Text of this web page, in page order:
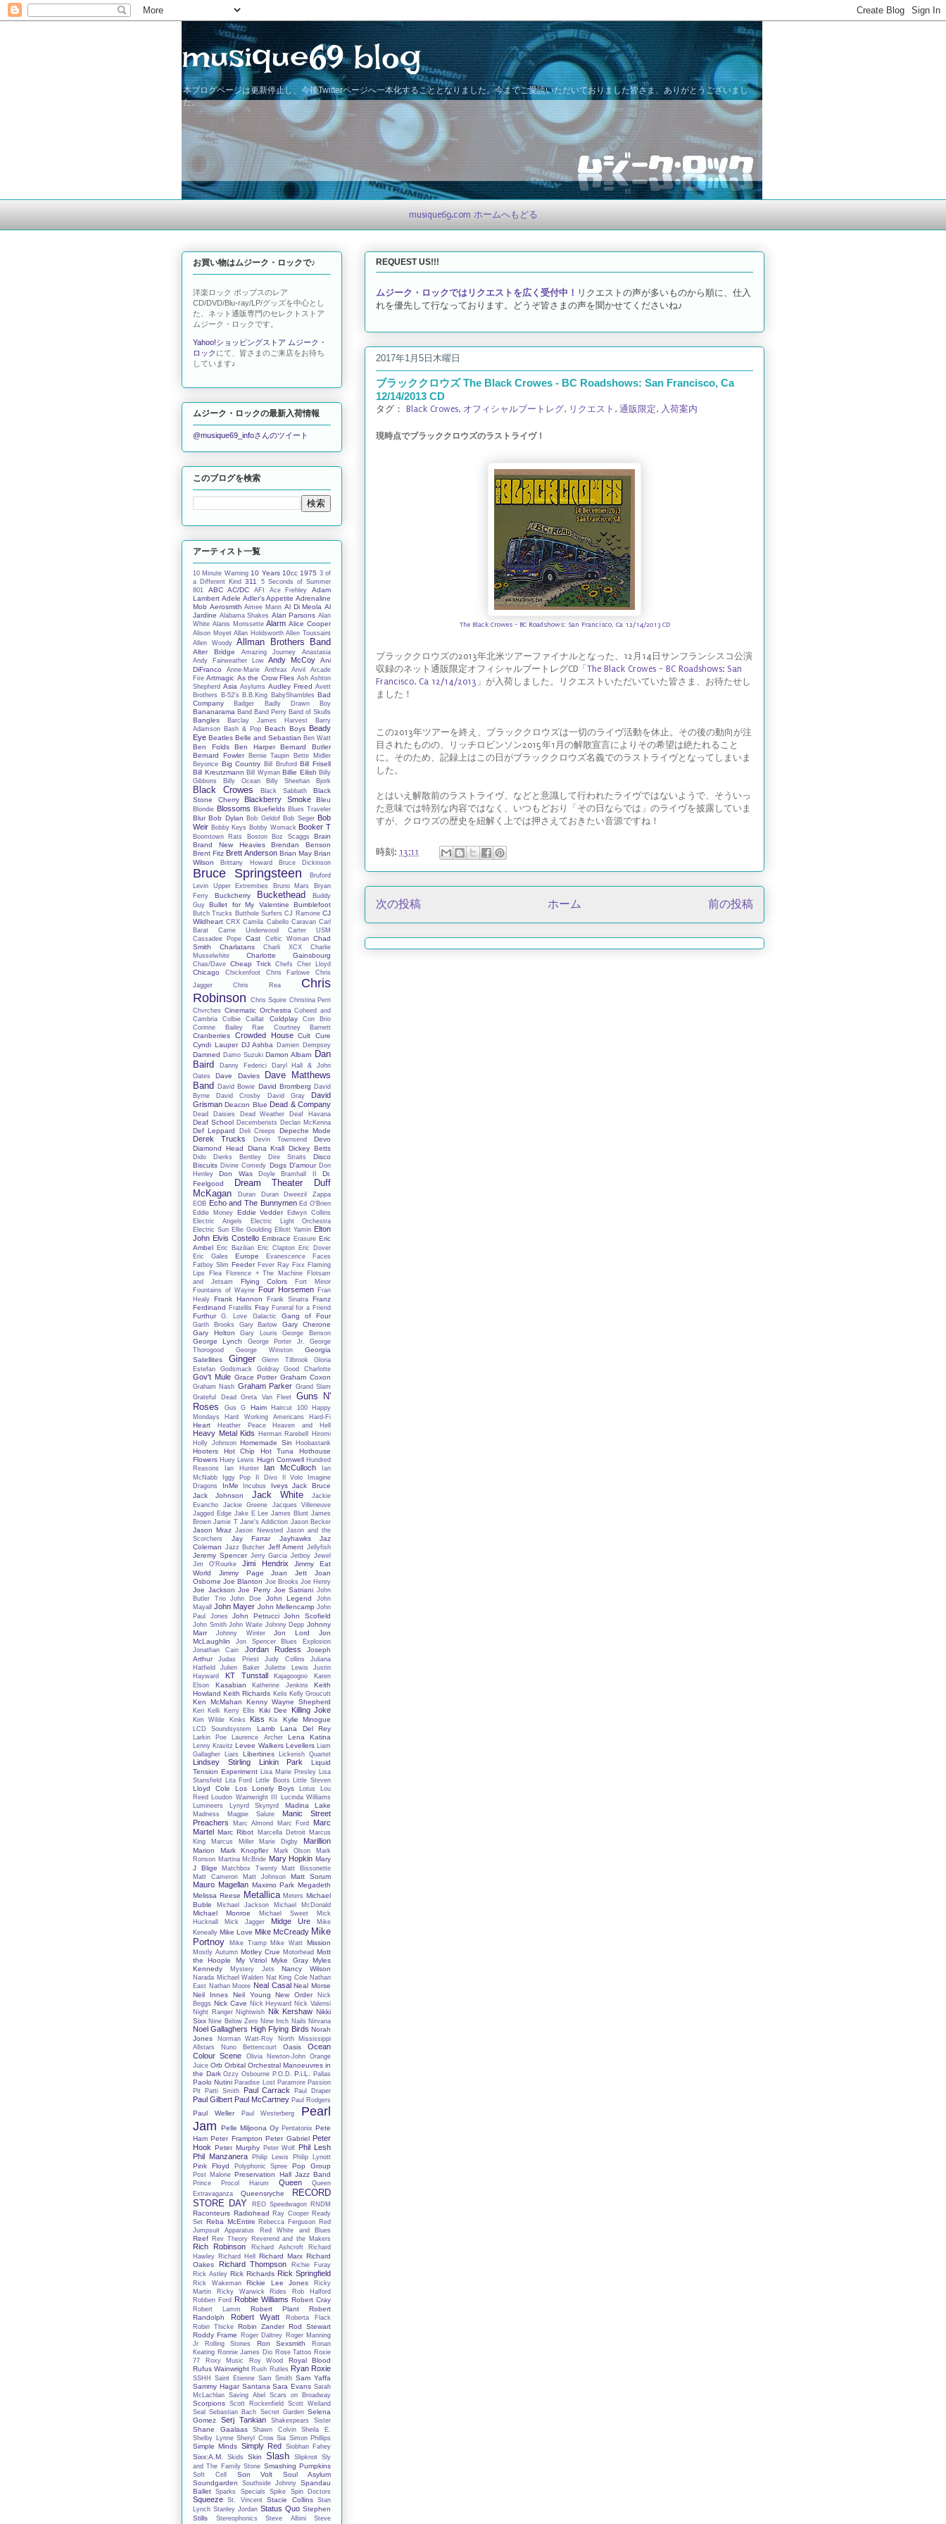
musique69 blog
本ブログページは更新停止し、今後Twitterページへ一本化することとなりました。今までご愛読いただいておりました皆さま、ありがとうございまし
た。
musique69.com ホームへもどる
REQUEST US!!!
ムジーク・ロックではリクエストを広く受付中！ リクエストの声が多いものから順に、仕入
れを優先して行なっております。どうぞ皆さまの声を聞かせてくださいね♪
2017年1月5日木曜日
ブラッククロウズ The Black Crowes - BC Roadshows: San Francisco, Ca
12/14/2013 CD
タグ： Black Crowes, オフィシャルブートレグ, リクエスト , 通販限定, 入荷案内
現時点でブラッククロウズのラストライヴ！
The Black Crowes - BC Roadshows: San Francisco, Ca 12/14/2013 CD
ブラッククロウズの2013年北米ツアーファイナルとなった、12月14日サンフランシスコ公演
収録のネット通販限定オフィシャルブートレグCD「 The Black Crowes - BC Roadshows: San
Francisco, Ca 12/14/2013 」が入荷しました。リクエストいただいていた皆さま、お待たせし
ました！
この2013年ツアーを終え、ブラッククロウズは一切のライヴ活動を休止。その後の動向が注
目されたものの、リッチロビンソン2015年1月の解散宣言によりその希望は絶たれること
に。そのため、記録上はこの日がブラッククロウズ名義でのラストライヴとなってしまいま
した。
とはいえ解散前のラストライヴ、などと意識して行われたライヴではないようで、そういっ
た意味では特別な内容ではなく、いつもどおり「その日ならでは」のライヴを披露していま
すが、クロウズの歴史を紐解く上では押さえておきたい音源ですね！
時刻: 13:11
次の投稿 前の投稿
ホーム
お買い物はムジーク・ロックで♪
洋楽ロック ポップスのレア
CD/DVD/Blu-ray/LP/グッズを中心とし
た、ネット通販専門のセレクトストア
ムジーク・ロックです。
Yahoo!ショッピングストア ムジーク・
ロック にて、皆さまのご来店をお待ち
しています♪
ムジーク・ロックの最新入荷情報
@musique69_infoさんのツイート
このブログを検索
アーティスト一覧
10 Minute Warning 10 Years 10cc 1975 3 of
a Different Kind
311
5 Seconds of Summer
801
ABC AC/DC AFI Ace Frehley
Adam
Lambert Adele Adler's Appetite Adrenaline
Mob Aerosmith Aimee Mann Al Di Meola Al
Jardine Alabama Shakes Alan Parsons Alan
White Alanis Morissette Alarm Alice Cooper
Alison Moyet Allan Holdsworth Allen Toussaint
Allen Woody
Allman Brothers Band
Alter Bridge Amazing Journey
Anastasia
Andy Fairweather Low
Andy McCoy
Ani
DiFranco
Anne-Marie Anthrax Anvil
Arcade
Fire Artmagic As the Crow Flies Ash Ashton
Shepherd Asia Asylums Audley Freed Avett
Brothers
B-52's B.B.King BabyShambles Bad
Company
Badger Badly Drawn Boy
Bananarama Band Band Perry Band of Skulls
Bangles Barclay James Harvest
Barry
Adamson Bash & Pop Beach Boys Beady
Eye Beatles Belle and Sebastian Ben Watt
Ben Folds Ben Harper
Bernard Butler
Bernard Fowler
Bernie Taupin
Bette Midler
Beyonce Big Country Bill Bruford Bill Frisell
Bill Kreutzmann Bill Wyman Billie Eilish Billy
Gibbons
Billy Ocean Billy Sheehan Bjork
Black Crowes Black Sabbath
Black
Stone Cherry
Blackberry Smoke Bleu
Blondie Blossoms Bluefields Blues Traveler
Blur Bob Dylan Bob Geldof Bob Seger Bob
Weir Bobby Keys Bobby Womack Booker T
Boomtown Rats Boston Boz Scaggs
Brain
Brand New Heavies
Brendan Benson
Brent Fitz Brett Anderson Brian May Brian
Wilson
Brittany Howard Bruce Dickinson
Bruce Springsteen
Bruford
Levin Upper Extremities
Bruno Mars
Bryan
Ferry
Buckcherry Buckethead
Buddy
Guy
Bullet for My Valentine Bumblefoot
Butch Trucks Butthole Surfers CJ Ramone CJ
Wildheart CRX Camila Cabello Caravan Carl
Barat
Carrie Underwood
Carter USM
Cassadee Pope
Cast Celtic Woman
Chad
Smith
Charlatans Charli XCX
Charlie
Musselwhite
Charlotte Gainsbourg
Chas/Dave Cheap Trick Chefs Cher Lloyd
Chicago Chickenfoot Chris Farlowe
Chris
Jagger
Chris Rea
Chris
Robinson
Chris Squire Christina Perri
Chvrches Cinematic Orchestra Coheed and
Cambria
Colbie Caillat Coldplay
Con Brio
Corinne Bailey Rae
Courtney Barnett
Cranberries Crowded House Cult
Cure
Cyndi Lauper DJ Ashba Damien Dempsey
Damned Damo Suzuki Damon Albarn
Dan
Baird
Danny Federici
Daryl Hall & John
Oates
Dave Davies
Dave Matthews
Band
David Bowie David Bromberg David
Byrne
David Crosby David Gray
David
Grisman Deacon Blue Dead & Company
Dead Daisies Dead Weather Deaf Havana
Deaf School Decemberists Declan McKenna
Def Leppard Deli Creeps Depeche Mode
Derek Trucks Devin Townsend
Devo
Diamond Head
Diana Krall Dickey Betts
Dido Dierks Bentley Dire Straits
Disco
Biscuits Divine Comedy Dogs D'amour Don
Henley
Don Was Doyle Bramhall II
Dr.
Feelgood
Dream Theater
Duff
McKagan
Duran Duran
Dweezil Zappa
EOB Echo and The Bunnymen Ed O'Brien
Eddie Money
Eddie Vedder
Edwyn Collins
Electric Angels
Electric Light Orchestra
Electric Sun Ellie Goulding Elliott Yamin Elton
John Elvis Costello Embrace Erasure Eric
Ambel Eric Bazilian Eric Clapton Eric Dover
Eric Gales
Europe Evanescence
Faces
Fatboy Slim Feeder Fever Ray Fixx Flaming
Lips
Flea Florence + The Machine
Flotsam
and Jetsam
Flying Colors
Fort Minor
Fountains of Wayne Four Horsemen Fran
Healy Frank Hannon Frank Sinatra Franz
Ferdinand Fratellis Fray Funeral for a Friend
Furthur G. Love Galactic Gang of Four
Garth Brooks Gary Barlow
Gary Cherone
Gary Holton
Gary Louris George Benson
George Lynch George Porter Jr.
George
Thorogood
George Winston
Georgia
Satellites
Ginger Glenn Tilbrook
Gloria
Estefan
Godsmack Goldray Good Charlotte
Gov't Mule Grace Potter Graham Coxon
Graham Nash Graham Parker Grand Slam
Grateful Dead
Greta Van Fleet
Guns N'
Roses
Gus G Haim Haircut 100
Happy
Mondays
Hard Working Americans Hard-Fi
Heart Heather Peace Heaven and Hell
Heavy Metal Kids Herman Rarebell
Hiromi
Holly Johnson Homemade Sin Hoobastank
Hooters Hot Chip Hot Tuna
Hothouse
Flowers Huey Lewis Hugn Cornwell Hundred
Reasons
Ian Hunter Ian McCulloch
Ian
McNabb
Iggy Pop Il Divo Il Volo
Imagine
Dragons
InMe Incubus Iveys
Jack Bruce
Jack Johnson
Jack White
Jackie
Evancho
Jackie Greene
Jacques Villeneuve
Jagged Edge Jake E Lee James Blunt James
Brown Jamie T Jane's Addiction Jason Becker
Jason Mraz Jason Newsted Jason and the
Scorchers
Jay Farrar Jayhawks
Jaz
Coleman Jazz Butcher Jeff Ament Jellyfish
Jeremy Spencer Jerry Garcia Jetboy Jewel
Jim O'Rourke
Jimi Hendrix
Jimmy Eat
World
Jimmy Page Joan Jett
Joan
Osborne Joe Blanton Joe Brooks Joe Henry
Joe Jackson Joe Perry Joe Satriani John
Butler Trio
John Doe John Legend
John
Mayall
John Mayer John Mellencamp John
Paul Jones
John Petrucci John Scofield
John Smith John Waite Johnny Depp Johnny
Marr
Johnny Winter Jon Lord
Jon
McLaughlin
Jon Spencer Blues Explosion
Jonathan Cain
Jordan Rudess
Joseph
Arthur
Judas Priest Judy Collins
Juliana
Hatfield
Julien Baker Juliette Lewis
Justin
Hayward
KT Tunstall Kajagoogoo
Karen
Elson
Kasabian Katherine Jenkins
Keith
Howland Keith Richards Kelis Kelly Groucutt
Ken McMahan Kenny Wayne Shepherd
Keri Kelli Kerry Ellis Kiki Dee Killing Joke
Kim Wilde Kinks Kiss Kix Kylie Minogue
LCD Soundsystem Lamb Lana Del Rey
Larkin Poe Laurence Archer Lena Katina
Lenny Kravitz Levee Walkers Levellers
Liam
Gallagher
Liars Libertines Lickerish Quartet
Lindsey Stirling Linkin Park
Liquid
Tension Experiment
Lisa Marie Presley
Lisa
Stansfield
Lita Ford Little Boots Little Steven
Lloyd Cole Los Lonely Boys Lotus
Lou
Reed
Loudon Wainwright III
Lucinda Williams
Lumineers
Lynyrd Skynyrd Madina Lake
Madness Magpie Salute
Manic Street
Preachers
Marc Almond Marc Ford
Marc
Martel Marc Ribot Marcella Detroit
Marcus
King
Marcus Miller Marie Digby Marillion
Marion Mark Knopfler Mark Olson
Mark
Ronson Martina McBride Mary Hopkin Mary
J Blige
Matchbox Twenty
Matt Bissonette
Matt Cameron
Matt Johnson Matt Sorum
Mauro Magellan Maximo Park Megadeth
Melissa Reese
Metallica Meters Michael
Buble
Michael Jackson Michael McDonald
Michael Monroe Michael Sweet
Mick
Hucknall
Mick Jagger Midge Ure
Mike
Keneally Mike Love Mike McCready Mike
Portnoy
Mike Tramp Mike Watt Mission
Mostly Autumn Motley Crue Motorhead Mott
the Hoople
My Vitriol Myke Gray Myles
Kennedy
Mystery Jets Nancy Wilson
Narada Michael Walden Nat King Cole Nathan
East Nathan Moore Neal Casal Neal Morse
Neil Innes
Neil Young New Order
Nick
Beggs Nick Cave Nick Heyward Nick Valensi
Night Ranger Nightwish Nik Kershaw Nikki
Sixx Nine Below Zero Nine Inch Nails Nirvana
Noel Gallaghers High Flying Birds Norah
Jones
Norman Watt-Roy
North Mississippi
Allstars
Nuno Bettencourt Oasis
Ocean
Colour Scene
Olivia Newton-John
Orange
Juice Orb Orbital Orchestral Manoeuvres in
the Dark Ozzy Osbourne P.O.D. P.i.L. Pallas
Paolo Nutini Paradise Lost Paramore Passion
Pit
Patti Smith Paul Carrack Paul Draper
Paul Gilbert Paul McCartney Paul Rodgers
Paul Weller Paul Westerberg
Pearl
Jam
Pelle Miljoona Oy Pentatonix Pete
Ham Peter Frampton Peter Gabriel Peter
Hook Peter Murphy Peter Wolf Phil Lesh
Phil Manzanera
Philip Lewis Philip Lynott
Pink Floyd Polyphonic Spree Pop Group
Post Malone Preservation Hall Jazz Band
Prince Procol Harum Queen
Queen
Extravaganza
Queensryche
RECORD
STORE DAY
REO Speedwagon RNDM
Raconteurs Radiohead Ray Cooper Ready
Set Reba McEntire Rebecca Ferguson Red
Jumpsuit Apparatus
Red White and Blues
Reef Rev Theory Reverend and the Makers
Rich Robinson Richard Ashcroft
Richard
Hawley Richard Hell Richard Marx Richard
Oakes
Richard Thompson
Richie Furay
Rick Astley Rick Richards Rick Springfield
Rick Wakeman Rickie Lee Jones
Ricky
Martin
Ricky Warwick Rides
Rob Halford
Robben Ford Robbie Williams Robert Cray
Robert Lamm Robert Plant
Robert
Randolph
Robert Wyatt
Roberta Flack
Robin Thicke Robin Zander Rod Stewart
Roddy Frame
Roger Daltrey Roger Manning
Jr
Rolling Stones Ron Sexsmith
Ronan
Keating Ronnie James Dio Rose Tattoo Roxie
77
Roxy Music Roy Wood
Royal Blood
Rufus Wainwright Rush Rutles Ryan Roxie
SSHH Saint Etienne Sam Smith Sam Yaffa
Sammy Hagar Santana Sara Evans Sarah
McLachlan Saving Abel Scars on Broadway
Scorpions Scott Rockenfield
Scott Weiland
Seal
Sebastian Bach Secret Garden Selena
Gomez
Serj Tankian Shakespears Sister
Shane Gaalaas Shawn Colvin
Sheila E.
Shelby Lynne Sheryl Crow Sia Simon Phillips
Simple Minds Simply Red Siobhan Fahey
Sixx:A.M. Skids Skin Slash Slipknot Sly
and The Family Stone Smashing Pumpkins
Soft Cell Son Volt
Soul Asylum
Soundgarden
Southside Johnny Spandau
Ballet
Sparks Specials Spike Spin Doctors
Squeeze St. Vincent Stacie Collins
Stan
Lynch Stanley Jordan Status Quo Stephen
Stills
Stereophonics Steve Albini
Steve